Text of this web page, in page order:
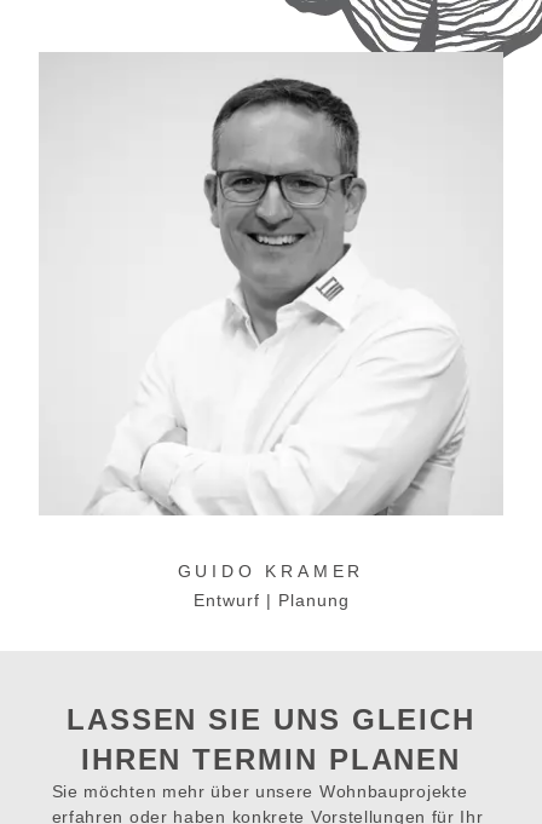
GUIDO KRAMER
Entwurf | Planung
LASSEN SIE UNS GLEICH
IHREN TERMIN PLANEN
Sie möchten mehr über unsere Wohnbauprojekte
erfahren oder haben konkrete Vorstellungen für Ihr